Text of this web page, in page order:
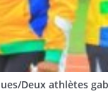
Deux athlètes